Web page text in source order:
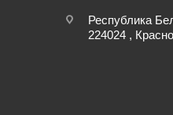
Республика
224024 ,